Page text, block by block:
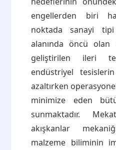
engellerden biri
noktada sanayi tipi
alanında öncü olan
geliştirilen ileri
endüstriyel
azaltırken
minimize eden
sunmaktadır.
akışkanlar
malzeme biliminin